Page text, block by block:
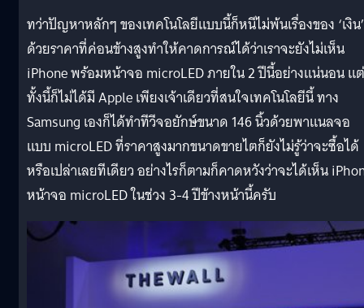
ทว่าปัญหาหลักๆ ของเทคโนโลยีแบบนี้ก็หนีไม่พ้นเรื่องของ ‘เงิน’
ด้วยราคาที่ค่อนข้างสูงทำให้คาดการณ์ได้ว่าเราจะยังไม่เห็น
iPhone พร้อมหน้าจอ microLED ภายใน 2 ปีนี้อย่างแน่นอน แต่
ทั้งนี้ก็ไม่ได้มี Apple เพียงเจ้าเดียวที่สนใจเทคโนโลยีนี้ ทาง
Samsung เองก็ได้ทำทีวีจอยักษ์ขนาด 146 นิ้วด้วยพาแนลจอ
แบบ microLED ที่ราคาสูงมากขนาดขายไตก็ยังไม่รู้ว่าจะซื้อได้
หรือเปล่าเลยทีเดียว อย่างไรก็ตามก็คาดหวังว่าจะได้เห็น
หน้าจอ microLED ในช่วง 3-4 ปีข้างหน้านี้ครับ